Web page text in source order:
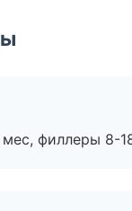
филлеры 8-